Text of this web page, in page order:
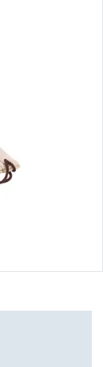
lente:
lente: